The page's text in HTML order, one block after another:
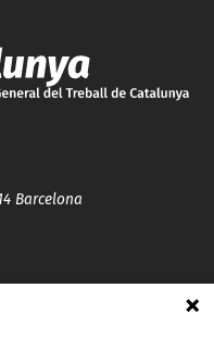
Barcelona